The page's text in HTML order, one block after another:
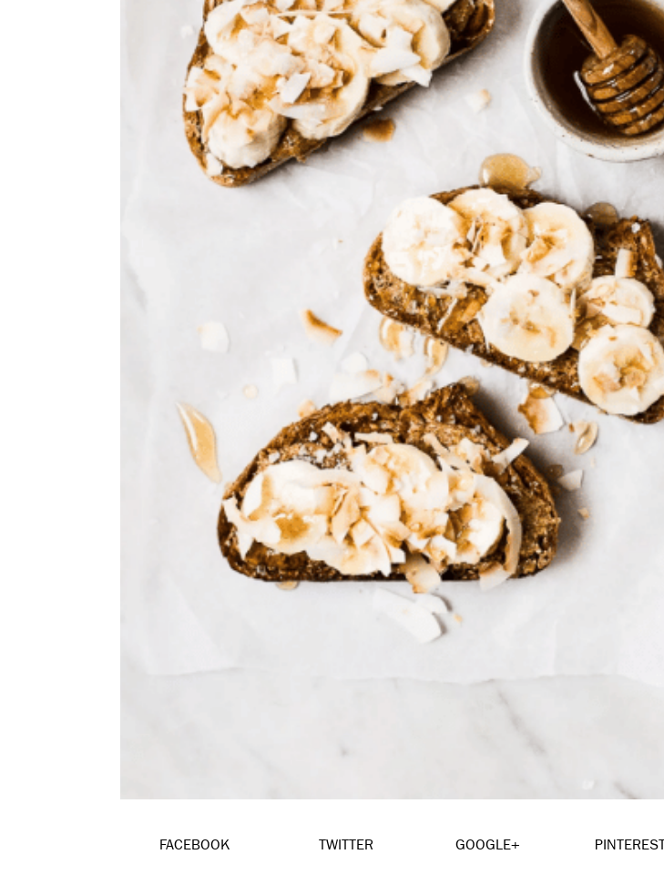
FACEBOOK TWITTER GOOGLE+ PINTEREST